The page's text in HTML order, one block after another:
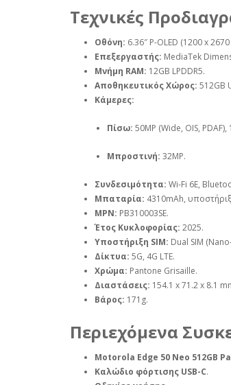
Τεχνικές
Οθόνη: 6.36″ P-OLED (1200 x
Επεξεργαστής: MediaTek
Μνήμη RAM: 12GB LPDDR5.
Αποθηκευτικός Χώρος: 512GB
Κάμερες:
Πίσω: 50MP (Wide, OIS,
Μπροστινή: 32MP.
Συνδεσιμότητα: Wi-Fi 6E,
Μπαταρία: 4310mAh,
MPN: PB310003SE.
Έτος Κυκλοφορίας: 2025.
Υποστήριξη SIM: Dual SIM
Δίκτυα: 5G, 4G LTE.
Χρώμα: Pantone Grisaille.
Διαστάσεις: 154.1 x 71.2 x 8.1
Βάρος: 171g.
Περιεχόμενα
Motorola Edge 50 Neo 512GB
Καλώδιο φόρτισης USB-C.